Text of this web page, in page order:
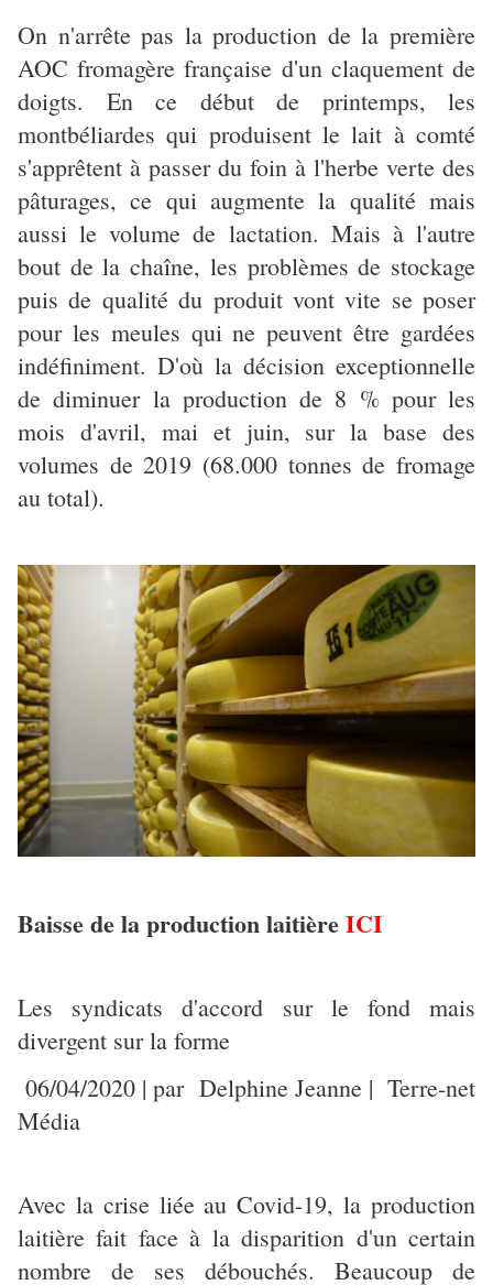
On n'arrête pas la production de la première
AOC fromagère française d'un claquement de
doigts. En ce début de printemps, les
montbéliardes qui produisent le lait à comté
s'apprêtent à passer du foin à l'herbe verte des
pâturages, ce qui augmente la qualité mais
aussi le volume de lactation. Mais à l'autre
bout de la chaîne, les problèmes de stockage
puis de qualité du produit vont vite se poser
pour les meules qui ne peuvent être gardées
indéfiniment. D'où la décision exceptionnelle
de diminuer la production de 8 % pour les
mois d'avril, mai et juin, sur la base des
volumes de 2019 (68.000 tonnes de fromage
au total).
Baisse de la production laitièreICI
Les syndicats d'accord sur le fond mais
divergent sur la forme
06/04/2020 | par Delphine Jeanne | Terre-net
Média
Avec la crise liée au Covid-19, la production
laitière fait face à la disparition d'un certain
nombre de ses débouchés. Beaucoup de